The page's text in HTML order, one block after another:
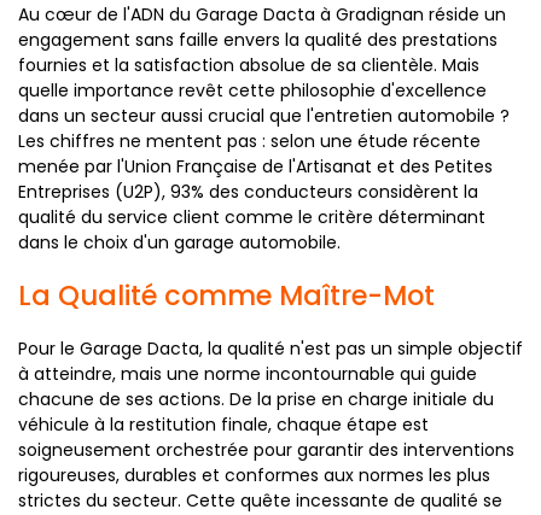
Au cœur de l'ADN du Garage Dacta à Gradignan réside un
engagement sans faille envers la qualité des prestations
fournies et la satisfaction absolue de sa clientèle. Mais
quelle importance revêt cette philosophie d'excellence
dans un secteur aussi crucial que l'entretien automobile ?
Les chiffres ne mentent pas : selon une étude récente
menée par l'Union Française de l'Artisanat et des Petites
Entreprises (U2P), 93% des conducteurs considèrent la
qualité du service client comme le critère déterminant
dans le choix d'un garage automobile.
La Qualité comme Maître-Mot
Pour le Garage Dacta, la qualité n'est pas un simple objectif
à atteindre, mais une norme incontournable qui guide
chacune de ses actions. De la prise en charge initiale du
véhicule à la restitution finale, chaque étape est
soigneusement orchestrée pour garantir des interventions
rigoureuses, durables et conformes aux normes les plus
strictes du secteur. Cette quête incessante de qualité se